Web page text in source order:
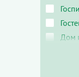
Дом